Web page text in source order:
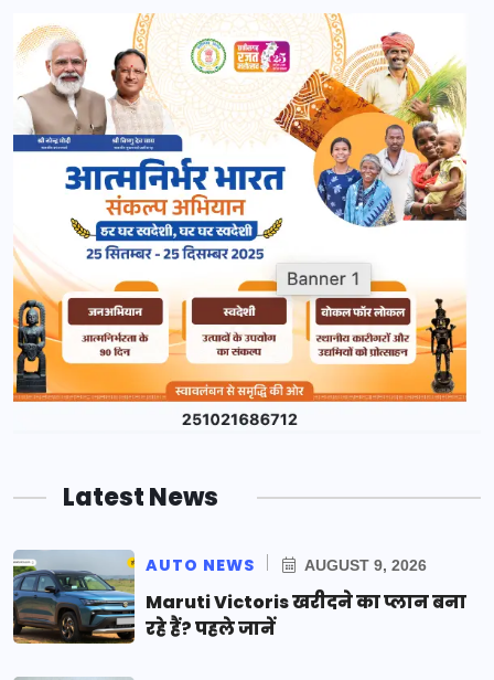
Latest News
AUTO NEWS AUGUST 9, 2026
Maruti Victoris खरीदने का प्लान बना
रहे हैं? पहले जानें